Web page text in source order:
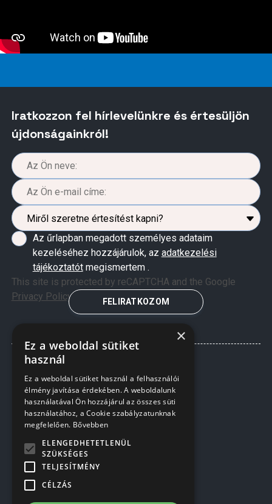
Iratkozzon fel hírlevelünkre és értesüljön
újdonságainkról!
Az űrlapban megadott személyes adataim
kezeléséhez hozzájárulok, az adatkezelési
tájékoztatótmegismertem .
This site is protected by reCAPTCHA and the Google
Privacy Policyand Terms of Serviceapply.
FELIRATKOZOM
RÓLUNK
KERÍTÉSEK TELEPÍTÉSE
×
Ez a weboldal sütiket
használ
Ez a weboldal sütiket használ a felhasználói
élmény javítása érdekében. A weboldalunk
használatával Ön hozzájárul az összes süti
használatához, a Cookie szabályzatunknak
megfelelően. Bővebben
ELENGEDHETETLENÜL
SZÜKSÉGES
TELJESÍTMÉNY
CÉLZÁS